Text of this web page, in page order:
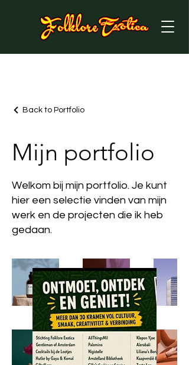
Back to Portfolio
Mijn portfolio
Welkom bij mijn portfolio. Je kunt
hier een selectie vinden van mijn
werk en de projecten die ik heb
gedaan.